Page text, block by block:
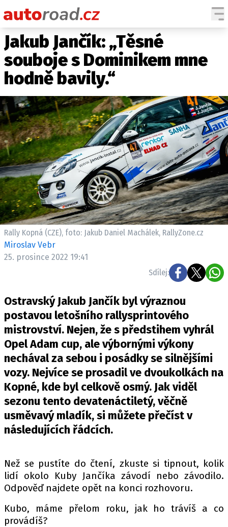
AUTA
TESTY AUT
NOVINKY
SPY
HISTORIE
ZAJÍMAVOSTI
TECHNIKA
EKONOMIKA
ČESKÝ TRH
TUNING
PROFI
ELEKTRO
NOVINKY ZE SVĚTA EV
TESTY ELEKTROMOBILŮ
RALLY
OSTATNÍ
TISKOVKY
ROZHOVORY
DAKAR
Z DOMOVA
ZE SVĚTA
MOTORSPORT
PIT LANE
ČEŠI V AKCI
FIA CEZ & POHÁRY
MEZINÁRODNÍ SCÉNA
Jakub Jančík: „Těsné
souboje s Dominikem mne
hodně bavily.“
Rally Kopná (CZE), foto: Jakub Daniel Machálek, RallyZone.cz
Miroslav Vebr
25. prosince 2022 19:41
Sdílej:
Ostravský Jakub Jančík byl výraznou
postavou letošního rallysprintového
mistrovství. Nejen, že s předstihem vyhrál
Opel Adam cup, ale výbornými výkony
nechával za sebou i posádky se silnějšími
vozy. Nejvíce se prosadil ve dvoukolkách na
Kopné, kde byl celkově osmý. Jak viděl
sezonu tento devatenáctiletý, věčně
usměvavý mladík, si můžete přečíst v
následujících řádcích.
Než se pustíte do čtení, zkuste si tipnout, kolik
lidí okolo Kuby Jančíka závodí nebo závodilo.
Odpověď najdete opět na konci rozhovoru.
Kubo, máme přelom roku, jak ho trávíš a co
provádíš?